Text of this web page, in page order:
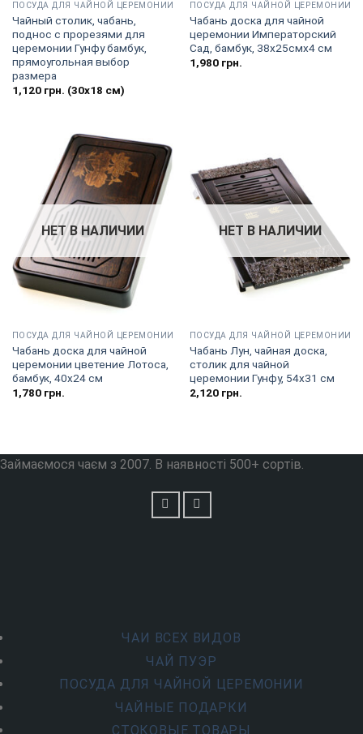
ПОСУДА ДЛЯ ЧАЙНОЙ ЦЕРЕМОНИИ
Чайный столик, чабань,
поднос с прорезями для
церемонии Гунфу бамбук,
прямоугольная выбор
размера
1,120грн. (30х18 см)
ПОСУДА ДЛЯ ЧАЙНОЙ ЦЕРЕМОНИИ
Чабань доска для чайной
церемонии Императорский
Сад, бамбук, 38х25смх4 см
1,980грн.
НЕТ В НАЛИЧИИ
ПОСУДА ДЛЯ ЧАЙНОЙ ЦЕРЕМОНИИ
Чабань доска для чайной
церемонии цветение Лотоса,
бамбук, 40х24 см
1,780грн.
НЕТ В НАЛИЧИИ
ПОСУДА ДЛЯ ЧАЙНОЙ ЦЕРЕМОНИИ
Чабань Лун, чайная доска,
столик для чайной
церемонии Гунфу, 54х31 см
2,120грн.
Займаємося чаєм з 2007. В наявності 500+ сортів.
ЧАИ ВСЕХ ВИДОВ
ЧАЙ ПУЭР
ПОСУДА ДЛЯ ЧАЙНОЙ ЦЕРЕМОНИИ
ЧАЙНЫЕ ПОДАРКИ
СТОКОВЫЕ ТОВАРЫ